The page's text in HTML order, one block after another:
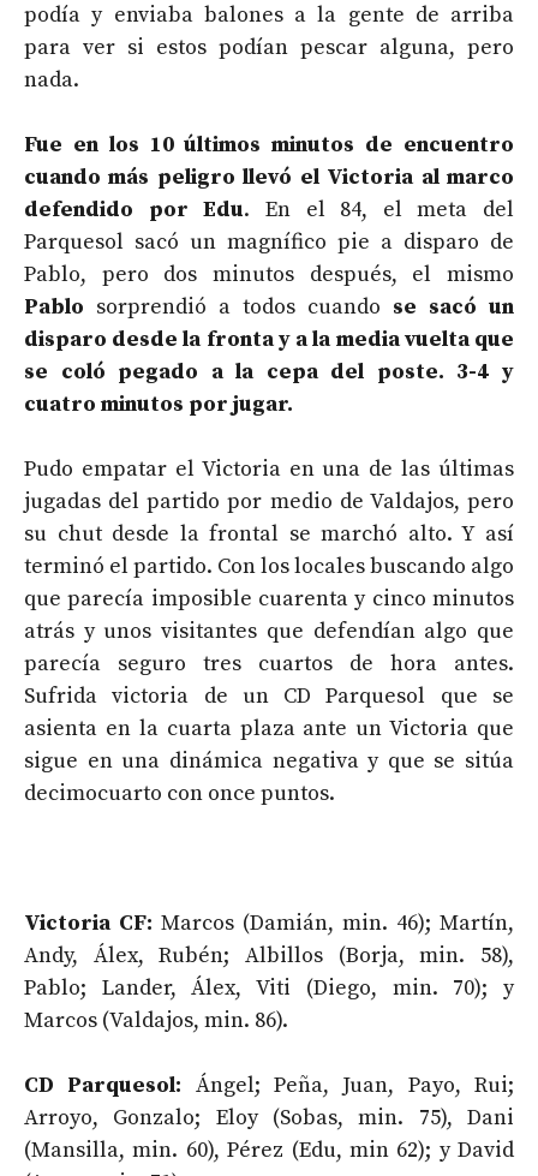
podía y enviaba balones a la gente de arriba
para ver si estos podían pescar alguna, pero
nada.
Fue en los 10 últimos minutos de encuentro
cuando más peligro llevó el Victoria al marco
defendido por Edu. En el 84, el meta del
Parquesol sacó un magnífico pie a disparo de
Pablo, pero dos minutos después, el mismo
Pablo sorprendió a todos cuando se sacó un
disparo desde la fronta y a la media vuelta que
se coló pegado a la cepa del poste. 3-4 y
cuatro minutos por jugar.
Pudo empatar el Victoria en una de las últimas
jugadas del partido por medio de Valdajos, pero
su chut desde la frontal se marchó alto. Y así
terminó el partido. Con los locales buscando algo
que parecía imposible cuarenta y cinco minutos
atrás y unos visitantes que defendían algo que
parecía seguro tres cuartos de hora antes.
Sufrida victoria de un CD Parquesol que se
asienta en la cuarta plaza ante un Victoria que
sigue en una dinámica negativa y que se sitúa
decimocuarto con once puntos.
Victoria CF: Marcos (Damián, min. 46); Martín,
Andy, Álex, Rubén; Albillos (Borja, min. 58),
Pablo; Lander, Álex, Viti (Diego, min. 70); y
Marcos (Valdajos, min. 86).
CD Parquesol: Ángel; Peña, Juan, Payo, Rui;
Arroyo, Gonzalo; Eloy (Sobas, min. 75), Dani
(Mansilla, min. 60), Pérez (Edu, min 62); y David